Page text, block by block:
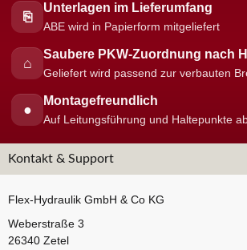
⎘
Unterlagen im Lieferumfang
ABE wird in Papierform mitgeliefert
⌂
Saubere PKW-Zuordnung nach
Geliefert wird passend zur verbauten
●
Montagefreundlich
Auf Leitungsführung und Haltepunkte
Kontakt & Support
Flex-Hydraulik GmbH & Co KG
Weberstraße 3
26340 Zetel